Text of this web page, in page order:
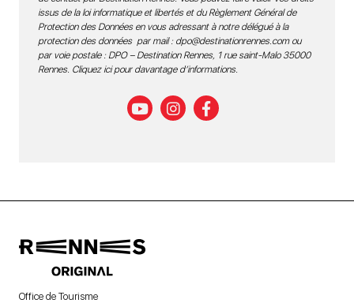
issus de la loi informatique et libertés et du Règlement Général de
Protection des Données en vous adressant à notre délégué à la
protection des données par mail : dpo@destinationrennes.comou
par voie postale : DPO – Destination Rennes, 1 rue saint-Malo 35000
Rennes. Cliquez ici pour davantage d’informations.
Office de Tourisme